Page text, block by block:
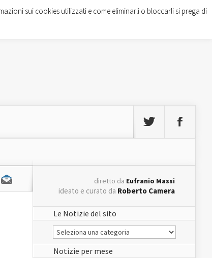
diretto da Eufranio Massi
ideato e curato da Roberto Camera
Le Notizie del sito
Le
Notizie
del
sito
Notizie per mese
sui cookies utilizzati e come eliminarli o bloccarli si prega di